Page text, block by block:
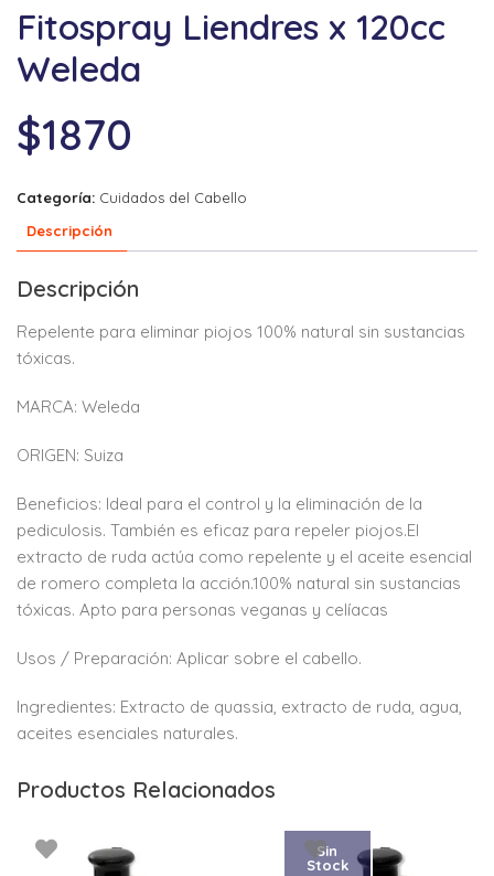
Fitospray Liendres x 120cc
Weleda
$1870
Categoría: Cuidados del Cabello
Descripción
Descripción
Repelente para eliminar piojos 100% natural sin sustancias
tóxicas.
MARCA: Weleda
ORIGEN: Suiza
Beneficios: Ideal para el control y la eliminación de la
pediculosis. También es eficaz para repeler piojos.El
extracto de ruda actúa como repelente y el aceite esencial
de romero completa la acción.100% natural sin sustancias
tóxicas. Apto para personas veganas y celíacas
Usos / Preparación: Aplicar sobre el cabello.
Ingredientes: Extracto de quassia, extracto de ruda, agua,
aceites esenciales naturales.
Productos Relacionados
Sin
Stock